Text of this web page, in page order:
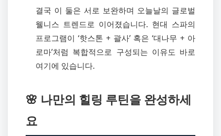
결국 이 둘은 서로 보완하며 오늘날의 글로벌
웰니스 트렌드로 이어졌습니다. 현대 스파의
프로그램이 ‘핫스톤 + 괄사’ 혹은 ‘대나무 + 아
로마’처럼 복합적으로 구성되는 이유도 바로
여기에 있습니다.
🌸 나만의 힐링 루틴을 완성하세
요